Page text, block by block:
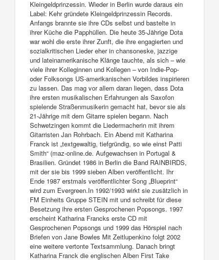
Kleingeldprinzessin. Wieder in Berlin wurde daraus ein
Label: Kehr gründete Kleingeldprinzessin Records.
Anfangs brannte sie ihre CDs selbst und bastelte in
ihrer Küche die Papphüllen. Die heute 35-Jährige Dota
war wohl die erste ihrer Zunft, die ihre engagierten und
sozialkritischen Lieder eher in chansoneske, jazzige
und lateinamerikanische Klänge tauchte, als sich – wie
viele ihrer Kolleginnen und Kollegen – von Indie-Pop-
oder Folksongs US-amerikanischen Vorbildes inspirieren
zu lassen. Das mag vor allem daran liegen, dass Dota
ihre ersten musikalischen Erfahrungen als Saxofon
spielende Straßenmusikerin gemacht hat, bevor sie als
21-Jährige mit dem Gitarre spielen begann. Nach
Schwetzingen kommt die Liedermacherin mit ihrem
Gitarristen Jan Rohrbach. Ein Abend mit Katharina
Franck ist „textgewaltig, tiefgründig, so wie einst Patti
Smith“ (maz-online.de. Aufgewachsen in Portugal &
Brasilien. Gründet 1986 in Berlin die Band RAINBIRDS,
mit der sie bis 1999 sieben Alben veröffentlicht. Ihr
Ende 1987 erstmals veröffentlichter Song „Blueprint“
wird zum Evergreen.In 1992/1993 wirkt sie zusätzlich in
FM Einheits Gruppe STEIN mit und schreibt für diese
Besetzung ihre ersten Gesprochenen Popsongs. 1997
erscheint Katharina Francks erste CD mit
Gesprochenen Popsongs und 1999 das Hörspiel nach
Briefen von Jane Bowles Mit Zeitlupenkino folgt 2002
eine weitere vertonte Textsammlung. Danach bringt
Katharina Franck die englischen Alben First Take